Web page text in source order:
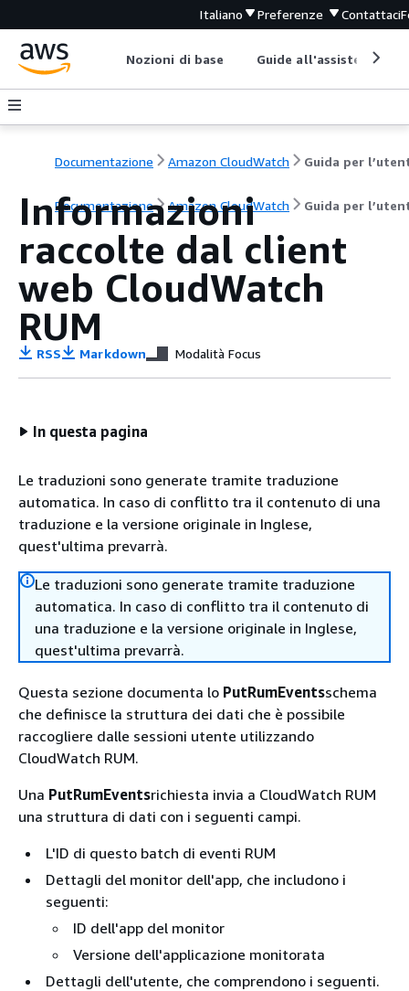
Italiano Preferenze Contattaci
Nozioni di base Guide all'assistenza
Documentazione Amazon CloudWatch Guida per
Documentazione Amazon CloudWatch Guida per
Informazioni
raccolte dal client
web CloudWatch
RUM
RSS Markdown Modalità Focus
In questa pagina
Le traduzioni sono generate tramite traduzione
automatica. In caso di conflitto tra il contenuto di una
traduzione e la versione originale in Inglese,
quest'ultima prevarrà.
Le traduzioni sono generate tramite traduzione
automatica. In caso di conflitto tra il contenuto di
una traduzione e la versione originale in Inglese,
quest'ultima prevarrà.
Questa sezione documenta lo PutRumEventsschema
che definisce la struttura dei dati che è possibile
raccogliere dalle sessioni utente utilizzando
CloudWatch RUM.
Una PutRumEventsrichiesta invia a CloudWatch RUM
una struttura di dati con i seguenti campi.
L'ID di questo batch di eventi RUM
Dettagli del monitor dell'app, che includono i
seguenti:
ID dell'app del monitor
Versione dell'applicazione monitorata
Dettagli dell'utente, che comprendono i seguenti.